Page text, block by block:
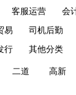
客服运营 会
易 司机后勤
行 其他分类
二道 高新